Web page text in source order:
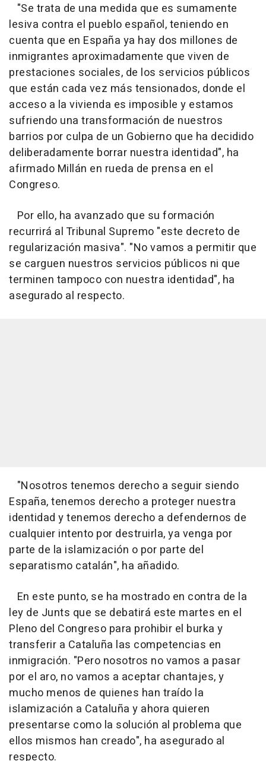
"Se trata de una medida que es sumamente
lesiva contra el pueblo español, teniendo en
cuenta que en España ya hay dos millones de
inmigrantes aproximadamente que viven de
prestaciones sociales, de los servicios públicos
que están cada vez más tensionados, donde el
acceso a la vivienda es imposible y estamos
sufriendo una transformación de nuestros
barrios por culpa de un Gobierno que ha decidido
deliberadamente borrar nuestra identidad", ha
afirmado Millán en rueda de prensa en el
Congreso.
Por ello, ha avanzado que su formación
recurrirá al Tribunal Supremo "este decreto de
regularización masiva". "No vamos a permitir que
se carguen nuestros servicios públicos ni que
terminen tampoco con nuestra identidad", ha
asegurado al respecto.
"Nosotros tenemos derecho a seguir siendo
España, tenemos derecho a proteger nuestra
identidad y tenemos derecho a defendernos de
cualquier intento por destruirla, ya venga por
parte de la islamización o por parte del
separatismo catalán", ha añadido.
En este punto, se ha mostrado en contra de la
ley de Junts que se debatirá este martes en el
Pleno del Congreso para prohibir el burka y
transferir a Cataluña las competencias en
inmigración. "Pero nosotros no vamos a pasar
por el aro, no vamos a aceptar chantajes, y
mucho menos de quienes han traído la
islamización a Cataluña y ahora quieren
presentarse como la solución al problema que
ellos mismos han creado", ha asegurado al
respecto.